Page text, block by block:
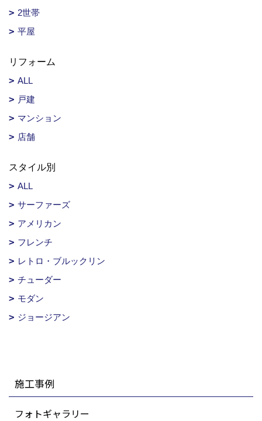
2世帯
平屋
リフォーム
ALL
戸建
マンション
店舗
スタイル別
ALL
サーファーズ
アメリカン
フレンチ
レトロ・ブルックリン
チューダー
モダン
ジョージアン
施工事例
フォトギャラリー